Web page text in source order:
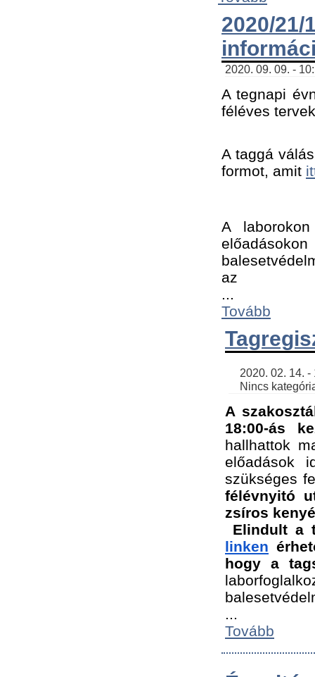
2020/
2020. 09. 09. -
A tegnapi
féléves
A taggá
formot, amit
A
az ﻿
Tovább
Nincs
A
18:00-ás
hallhattok
előadások
szükséges
félévnyitó
zsíros
Elindult a
linken
hogy a
Tovább